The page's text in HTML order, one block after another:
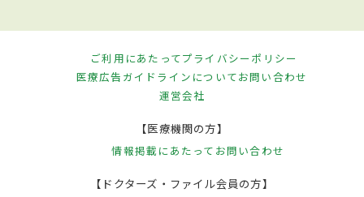
ご利用にあたってプライバシーポリシー
医療広告ガイドラインについてお問い合わせ
運営会社
【医療機関の方】
情報掲載にあたって お問い合わせ
【ドクターズ・ファイル会員の方】